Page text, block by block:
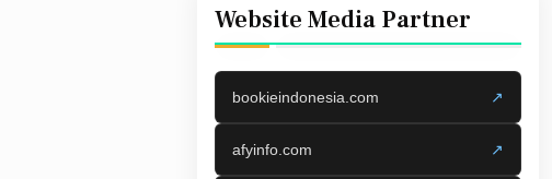
Website Media Partner
bookieindonesia.com ↗
afyinfo.com ↗